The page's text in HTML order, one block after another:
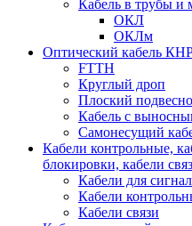
Кабель в трубы и
ОКЛ
ОКЛм
Оптический кабель
FTTH
Круглый дроп
Плоский
Кабель с
Самонесущий
Кабели контрольные,
блокировки, кабели
Кабели для
Кабели
Кабели связи